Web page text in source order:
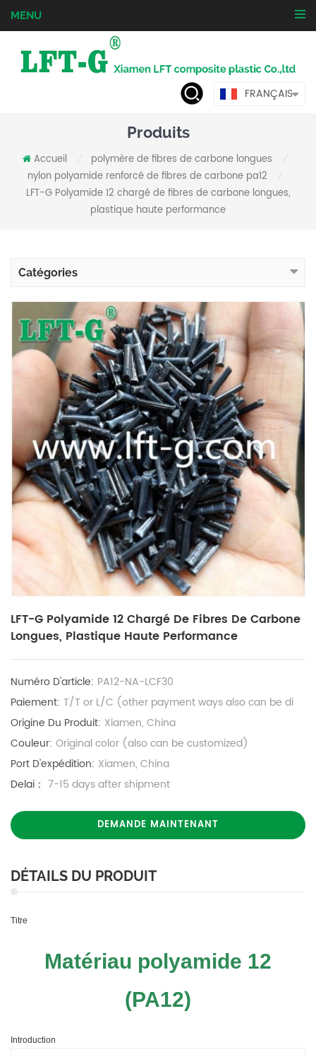
MENU
FRANÇAIS
Produits
Accueil polymère de fibres de carbone longues
nylon polyamide renforcé de fibres de carbone pa12
LFT-G Polyamide 12 chargé de fibres de carbone longues,
plastique haute performance
Catégories
LFT-G Polyamide 12 Chargé De Fibres De Carbone
Longues, Plastique Haute Performance
Numéro D'article: PA12-NA-LCF30
Paiement: T/T or L/C (other payment ways also can be di
Origine Du Produit: Xiamen, China
Couleur: Original color (also can be customized)
Port D'expédition: Xiamen, China
Delai： 7-15 days after shipment
DEMANDE MAINTENANT
DÉTAILS DU PRODUIT
Titre
Matériau polyamide 12
(PA12)
Introduction